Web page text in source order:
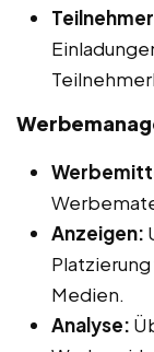
Anzeigen:
Medien.
Analyse: